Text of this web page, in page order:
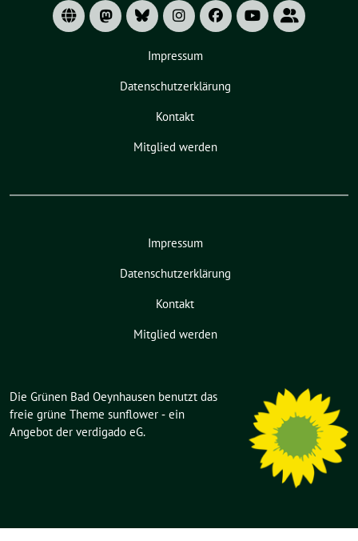
Impressum
Datenschutzerklärung
Kontakt
Mitglied werden
Impressum
Datenschutzerklärung
Kontakt
Mitglied werden
Die Grünen Bad Oeynhausen benutzt das
freie grüne Theme sunflower ‐ ein
Angebot der verdigado eG.